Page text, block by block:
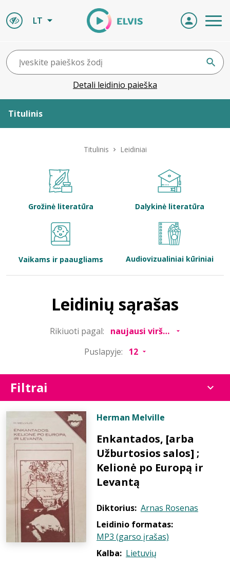
LT
Detali leidinio paieška
Titulinis
Bibliotekoms
Titulinis Leidiniai
Grožinė literatūra Dalykinė literatūra
Vaikams ir paaugliams Audiovizualiniai kūriniai
Leidinių sąrašas
Rikiuoti pagal:
Puslapyje:
Filtrai
Herman Melville
Enkantados, [arba
Užburtosios salos] ;
Kelionė po Europą ir
Levantą
Diktorius: Arnas Rosenas
Leidinio formatas:
MP3 (garso įrašas)
Kalba: Lietuvių